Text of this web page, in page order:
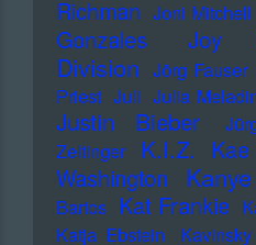
Richman Joni Mitchell
Gonzales
Joy
Division Jörg Fauser
Priest Juli Julia
Justin Bieber
Zeltinger
K.I.Z.
Washington
Bartos Kat Frankie
Katja Ebstein
Kavinsky